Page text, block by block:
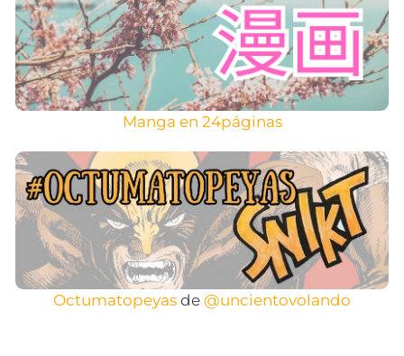
Manga en 24páginas
Octumatopeyas de @uncientovolando